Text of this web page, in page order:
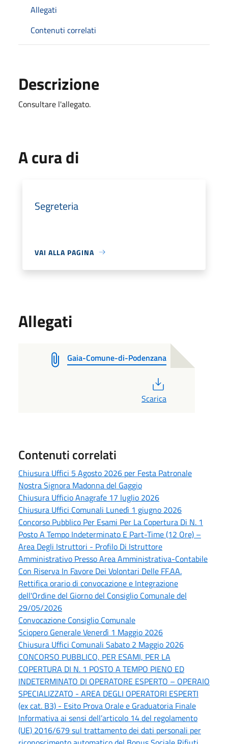
Allegati
Contenuti correlati
Descrizione
Consultare l'allegato.
A cura di
Segreteria
VAI ALLA PAGINA
Allegati
Gaia-Comune-di-Podenzana
Scarica
Contenuti correlati
Chiusura Uffici 5 Agosto 2026 per Festa Patronale
Nostra Signora Madonna del Gaggio
Chiusura Ufficio Anagrafe 17 luglio 2026
Chiusura Uffici Comunali Lunedì 1 giugno 2026
Concorso Pubblico Per Esami Per La Copertura Di N. 1
Posto A Tempo Indeterminato E Part-Time (12 Ore) –
Area Degli Istruttori - Profilo Di Istruttore
Amministrativo Presso Area Amministrativa-Contabile
Con Riserva In Favore Dei Volontari Delle FF.AA.
Rettifica orario di convocazione e Integrazione
dell'Ordine del Giorno del Consiglio Comunale del
29/05/2026
Convocazione Consiglio Comunale
Sciopero Generale Venerdì 1 Maggio 2026
Chiusura Uffici Comunali Sabato 2 Maggio 2026
CONCORSO PUBBLICO, PER ESAMI, PER LA
COPERTURA DI N. 1 POSTO A TEMPO PIENO ED
INDETERMINATO DI OPERATORE ESPERTO – OPERAIO
SPECIALIZZATO - AREA DEGLI OPERATORI ESPERTI
(ex cat. B3) - Esito Prova Orale e Graduatoria Finale
Informativa ai sensi dell’articolo 14 del regolamento
(UE) 2016/679 sul trattamento dei dati personali per